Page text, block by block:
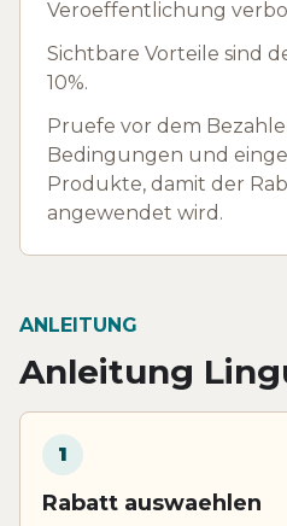
Veroeffentlichung
Sichtbare Vorteile sind
10%.
Pruefe vor dem
Bedingungen und
Produkte, damit der
angewendet wird.
ANLEITUNG
Anleitung
1
Rabatt auswaehlen